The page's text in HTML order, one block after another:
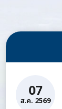
07
ส.ค. 2569